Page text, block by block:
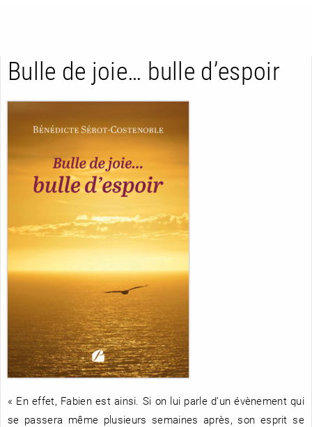
RETOUR
À PARAÎTRE
NOUVEAUTÉS
RETOUR
AVIS
RENCONTRE AVEC…
RETOUR
A LA UNE
REVUE DE PRESSE
Bulle de joie… bulle d’espoir
« En effet, Fabien est ainsi. Si on lui parle d’un évènement qui
se passera même plusieurs semaines après, son esprit se